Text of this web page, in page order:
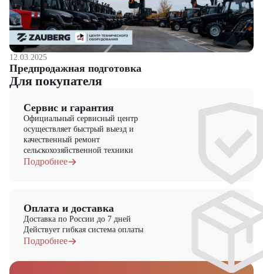
12.03.2025
Предпродажная подготовка
Для покупателя
Сервис и гарантия
Официальный сервисный центр
осуществляет быстрый выезд и
качественный ремонт
сельскохозяйственной техники
Подробнее
Оплата и доставка
Доставка по России до 7 дней
Действует гибкая система оплаты
Подробнее